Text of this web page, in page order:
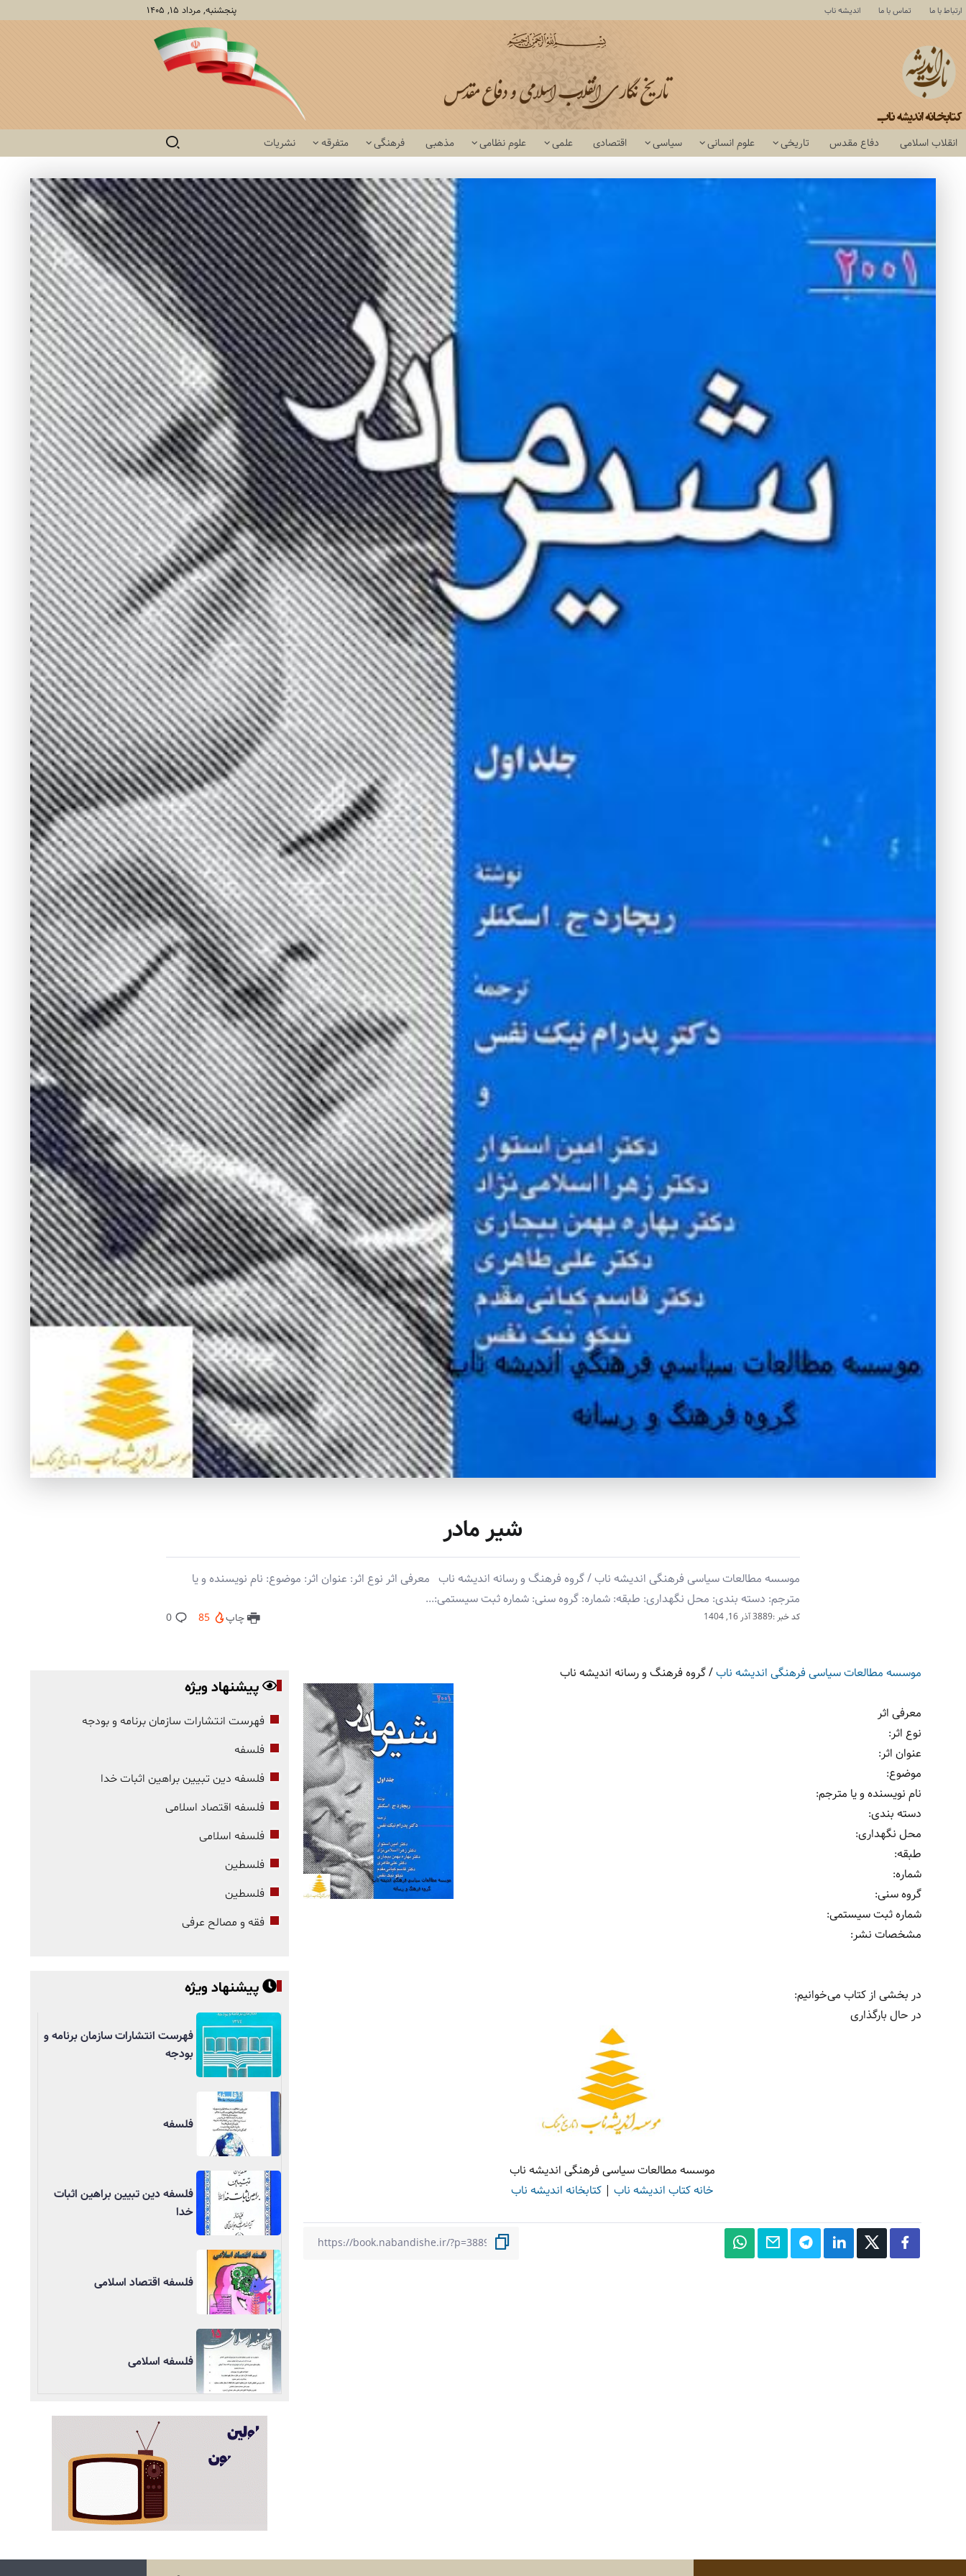
ارتباط با ما تماس با ما اندیشه ناب پنجشنبه, مرداد ۱۵, ۱۴۰۵
انقلاب اسلامی دفاع مقدس تاریخی علوم انسانی سیاسی اقتصادی علمی علوم نظامی مذهبی فرهنگی متفرقه نشریات
شیر مادر
موسسه مطالعات سیاسی فرهنگی اندیشه ناب / گروه فرهنگ و رسانه اندیشه ناب معرفی اثر نوع اثر: عنوان اثر: موضوع: نام نویسنده و یا
مترجم: دسته بندی: محل نگهداری: طبقه: شماره: گروه سنی: شماره ثبت سیستمی:...
کد خبر :3889 آذر 16, 1404 چاپ 85
0
موسسه مطالعات سیاسی فرهنگی اندیشه ناب/گروه فرهنگ و رسانه اندیشه ناب
معرفی اثر
نوع اثر:
عنوان اثر:
موضوع:
نام نویسنده و یا مترجم:
دسته بندی:
محل نگهداری:
طبقه:
شماره:
گروه سنی:
شماره ثبت سیستمی:
مشخصات نشر: ‏‫
در بخشی از کتاب می‌خوانیم:
در حال بارگذاری
موسسه مطالعات سیاسی فرهنگی اندیشه ناب
خانه کتاب اندیشه ناب | کتابخانه اندیشه ناب
پیشنهاد ویژه
فهرست انتشارات سازمان برنامه و بودجه
فلسفه
فلسفه دین تبیین براهین اثبات خدا
فلسفه اقتصاد اسلامی
فلسفه اسلامی
فلسطین
فلسطین
فقه و مصالح عرفی
پیشنهاد ویژه
فهرست انتشارات سازمان برنامه و
بودجه
فلسفه
فلسفه دین تبیین براهین اثبات
خدا
فلسفه اقتصاد اسلامی
فلسفه اسلامی